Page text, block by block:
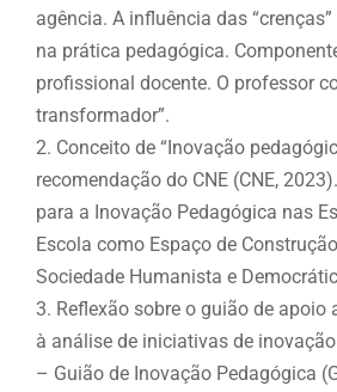
agência. A influência das
na prática pedagógica.
profissional docente. O professor
transformador”.
2. Conceito de “Inovação
recomendação do CNE (CNE,
para a Inovação Pedagógica nas
Escola como Espaço de
Sociedade Humanista e
3. Reflexão sobre o guião de apoio
à análise de iniciativas de
– Guião de Inovação Pedagógica